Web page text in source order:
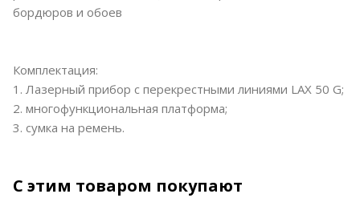
бордюров и обоев
Комплектация:
1. Лазерный прибор с перекрестными линиями LAX 50 G;
2. многофункциональная платформа;
3. сумка на ремень.
С этим товаром покупают